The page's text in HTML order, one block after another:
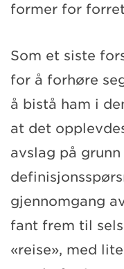
former for
Som et siste
for å forhøre
å bistå ham i
at det
avslag på
gjennomgang
fant frem til
«reise», med